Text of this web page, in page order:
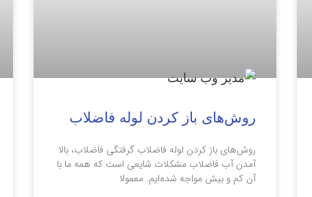
روش‌های باز کردن لوله فاضلاب
روش‌های باز کردن لوله فاضلاب گرفتگی فاضلاب، بالا
آمدن آب فاضلاب مشکلات شایعی است که همه ما با
آن کم و بیش مواجه شده‌ایم. معمولا